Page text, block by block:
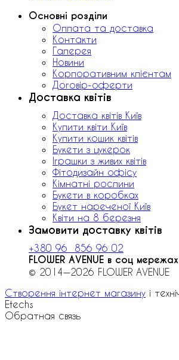
Основні розділи
Оплата та доставка
Контакти
Галерея
Новини
Корпоративним клієнтам
Договір-оферти
Доставка квітів
Доставка квітів Київ
Купити квіти Київ
Купити кошик квітів
Букети з цукерок
Іграшки з живих квітів
Фітодизайн офісу
Кімнатні рослини
Букети в коробках
Букет нареченої Київ
Квіти на 8 березня
Замовити доставку квітів
+380 96 856 96 02
FLOWER AVENUE в соц мережах
© 2014—2026 FLOWER AVENUE
Створення інтернет магазину і
Etechs
Обратная связь